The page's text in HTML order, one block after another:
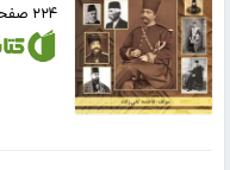
۲۲۴ صفحه